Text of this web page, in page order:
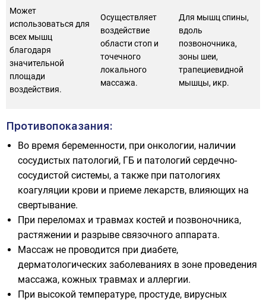
Может
использоваться для
всех мышц
благодаря
значительной
площади
воздействия.
Осуществляет
воздействие
области стоп и
точечного
локального
массажа.
Для мышц спины,
вдоль
позвоночника,
зоны шеи,
трапециевидной
мышцы, икр.
Противопоказания:
Во время беременности, при онкологии, наличии
сосудистых патологий, ГБ и патологий сердечно-
сосудистой системы, а также при патологиях
коагуляции крови и приеме лекарств, влияющих на
свертывание.
При переломах и травмах костей и позвоночника,
растяжении и разрыве связочного аппарата.
Массаж не проводится при диабете,
дерматологических заболеваниях в зоне проведения
массажа, кожных травмах и аллергии.
При высокой температуре, простуде, вирусных